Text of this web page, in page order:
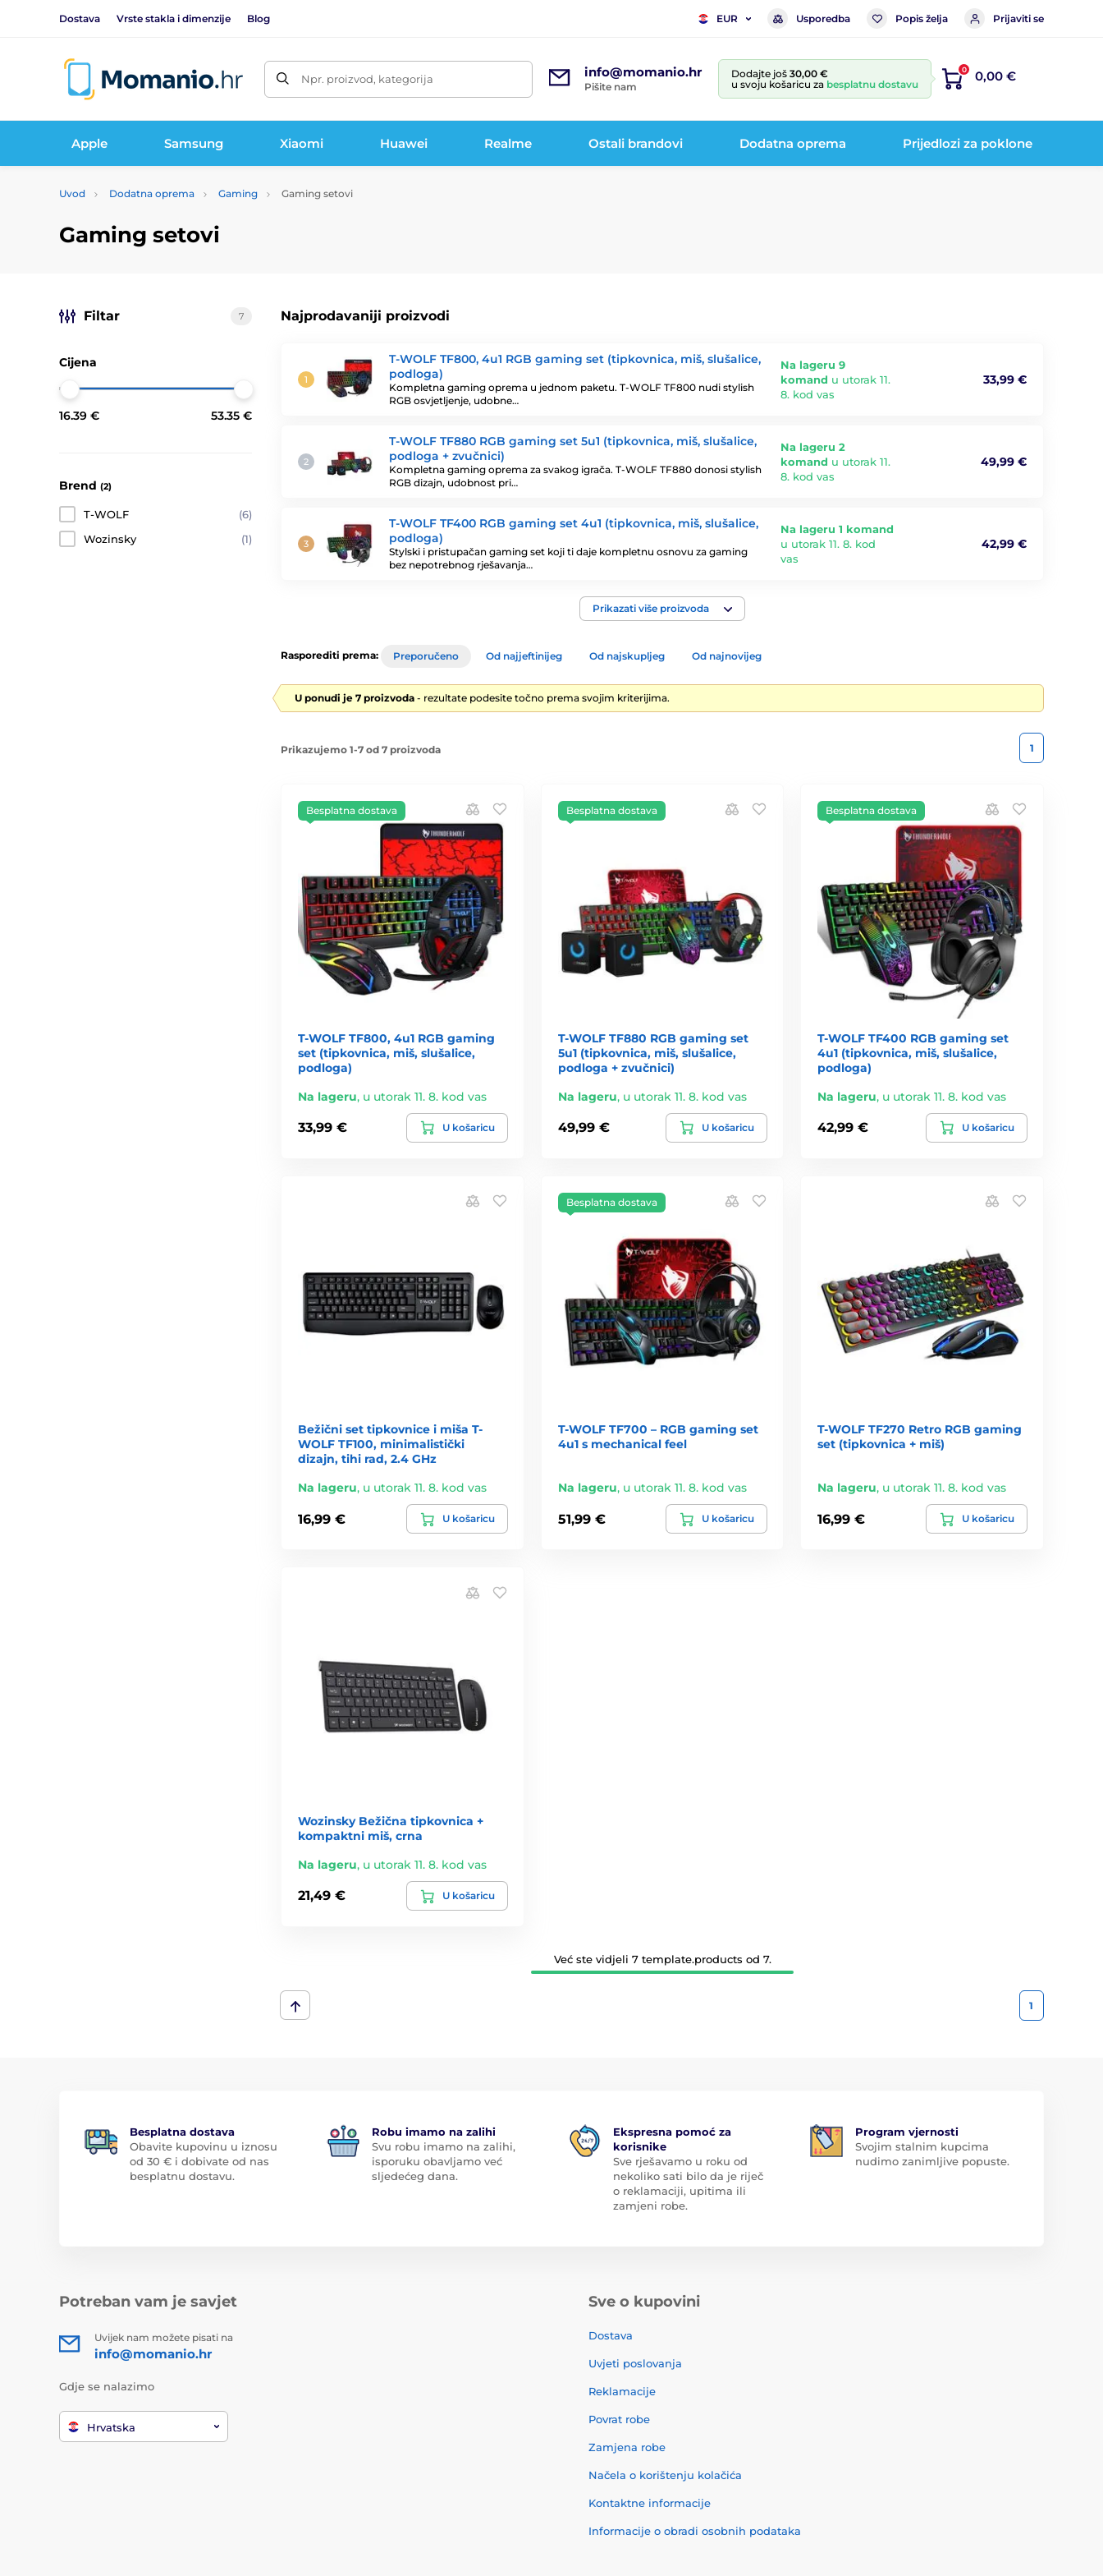
Dostava Vrste stakla i dimenzije Blog EUR Usporedba Popis želja Prijaviti se
Npr. proizvod, kategorija info@momanio.hr
Pišite nam
Dodajte još 30,00 €
u svoju košaricu za besplatnu dostavu
0 0,00 €
Apple Samsung Xiaomi Huawei Realme Ostali brandovi Dodatna oprema Prijedlozi za poklone
Uvod Dodatna oprema Gaming Gaming setovi
Gaming setovi
Najprodavaniji proizvodi
T-WOLF TF800, 4u1 RGB gaming set (tipkovnica, miš, slušalice,
podloga)
Kompletna gaming oprema u jednom paketu. T-WOLF TF800 nudi stylish
RGB osvjetljenje, udobne…
Na lageru 9
komand u utorak 11.
8. kod vas
33,99 €
T-WOLF TF880 RGB gaming set 5u1 (tipkovnica, miš, slušalice,
podloga + zvučnici)
Kompletna gaming oprema za svakog igrača. T-WOLF TF880 donosi stylish
RGB dizajn, udobnost pri…
Na lageru 2
komand u utorak 11.
8. kod vas
49,99 €
T-WOLF TF400 RGB gaming set 4u1 (tipkovnica, miš, slušalice,
podloga)
Stylski i pristupačan gaming set koji ti daje kompletnu osnovu za gaming
bez nepotrebnog rješavanja…
Na lageru 1 komand
u utorak 11. 8. kod
vas
42,99 €
Prikazati više proizvoda
Filtar 7
Cijena
16.39 € 53.35 €
Brend (2)
T-WOLF
(6)
Wozinsky
(1)
Rasporediti prema: Preporučeno Od najjeftinijeg Od najskupljeg Od najnovijeg
U ponudi je 7 proizvoda - rezultate podesite točno prema svojim kriterijima.
Prikazujemo 1-7 od 7 proizvoda 1
Besplatna dostava
T-WOLF TF800, 4u1 RGB gaming
set (tipkovnica, miš, slušalice,
podloga)
Na lageru, u utorak 11. 8. kod vas
33,99 € U košaricu
Besplatna dostava
T-WOLF TF880 RGB gaming set
5u1 (tipkovnica, miš, slušalice,
podloga + zvučnici)
Na lageru, u utorak 11. 8. kod vas
49,99 € U košaricu
Besplatna dostava
T-WOLF TF400 RGB gaming set
4u1 (tipkovnica, miš, slušalice,
podloga)
Na lageru, u utorak 11. 8. kod vas
42,99 € U košaricu
Bežični set tipkovnice i miša T-
WOLF TF100, minimalistički
dizajn, tihi rad, 2.4 GHz
Na lageru, u utorak 11. 8. kod vas
16,99 € U košaricu
Besplatna dostava
T-WOLF TF700 – RGB gaming set
4u1 s mechanical feel
Na lageru, u utorak 11. 8. kod vas
51,99 € U košaricu
T-WOLF TF270 Retro RGB gaming
set (tipkovnica + miš)
Na lageru, u utorak 11. 8. kod vas
16,99 € U košaricu
Wozinsky Bežična tipkovnica +
kompaktni miš, crna
Na lageru, u utorak 11. 8. kod vas
21,49 € U košaricu
Već ste vidjeli 7 template.products od 7.
1
Besplatna dostava
Obavite kupovinu u iznosu
od 30 € i dobivate od nas
besplatnu dostavu.
Robu imamo na zalihi
Svu robu imamo na zalihi,
isporuku obavljamo već
sljedećeg dana.
Ekspresna pomoć za
korisnike
Sve rješavamo u roku od
nekoliko sati bilo da je riječ
o reklamaciji, upitima ili
zamjeni robe.
Program vjernosti
Svojim stalnim kupcima
nudimo zanimljive popuste.
Potreban vam je savjet
Uvijek nam možete pisati na
info@momanio.hr
Gdje se nalazimo
Hrvatska
Sve o kupovini
Dostava
Uvjeti poslovanja
Reklamacije
Povrat robe
Zamjena robe
Načela o korištenju kolačića
Kontaktne informacije
Informacije o obradi osobnih podataka